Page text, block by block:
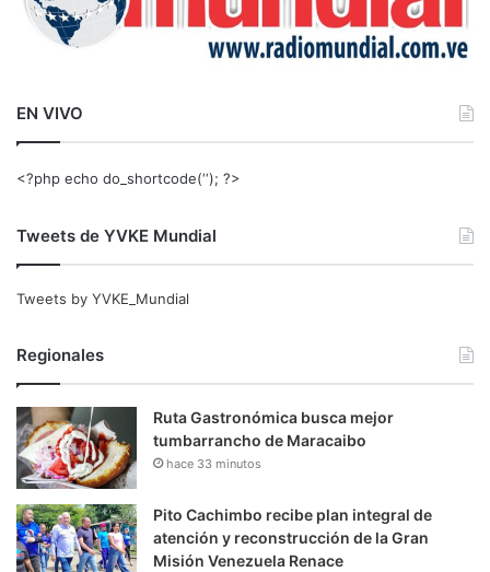
EN VIVO
<?php echo do_shortcode(‘‘); ?>
Tweets de YVKE Mundial
Tweets by YVKE_Mundial
Regionales
Ruta Gastronómica busca mejor
tumbarrancho de Maracaibo
hace 33 minutos
Pito Cachimbo recibe plan integral de
atención y reconstrucción de la Gran
Misión Venezuela Renace